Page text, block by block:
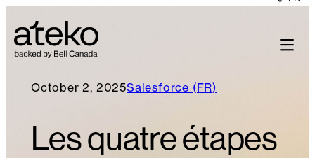
October 2, 2025Salesforce (FR)
Les quatre étapes